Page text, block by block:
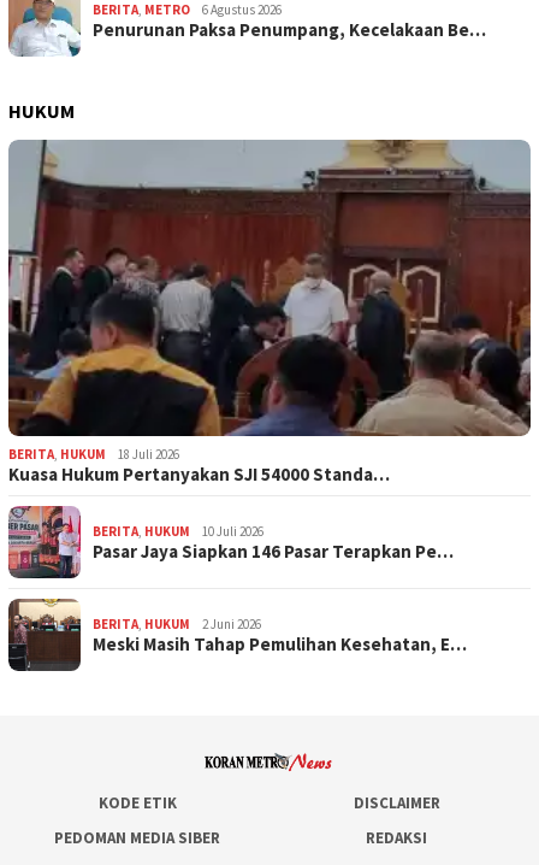
BERITA, METRO 6 Agustus 2026
Penurunan Paksa Penumpang, Kecelakaan Be…
HUKUM
BERITA, HUKUM 18 Juli 2026
Kuasa Hukum Pertanyakan SJI 54000 Standa…
BERITA, HUKUM 10 Juli 2026
Pasar Jaya Siapkan 146 Pasar Terapkan Pe…
BERITA, HUKUM 2 Juni 2026
Meski Masih Tahap Pemulihan Kesehatan, E…
KODE ETIK
DISCLAIMER
PEDOMAN MEDIA SIBER
REDAKSI